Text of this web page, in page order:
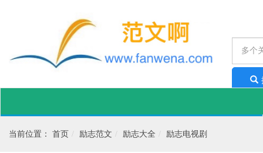
当前位置： 首页 励志范文 励志大全 励志电视剧